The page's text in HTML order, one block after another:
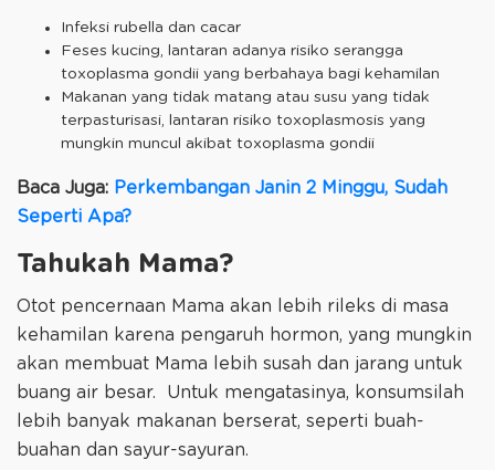
Infeksi rubella dan cacar
Feses kucing, lantaran adanya risiko serangga
toxoplasma gondii yang berbahaya bagi kehamilan
Makanan yang tidak matang atau susu yang tidak
terpasturisasi, lantaran risiko toxoplasmosis yang
mungkin muncul akibat toxoplasma gondii
Baca Juga: Perkembangan Janin 2 Minggu, Sudah
Seperti Apa?
Tahukah Mama?
Otot pencernaan Mama akan lebih rileks di masa
kehamilan karena pengaruh hormon, yang mungkin
akan membuat Mama lebih susah dan jarang untuk
buang air besar. Untuk mengatasinya, konsumsilah
lebih banyak makanan berserat, seperti buah-
buahan dan sayur-sayuran.